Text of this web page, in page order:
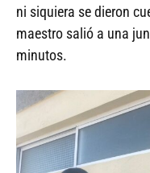
ni siquiera se dieron
maestro salió a una
minutos.